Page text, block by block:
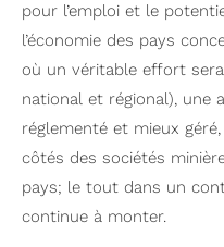
pour l’emploi et le
l’économie des pays
où un véritable effort
national et régional), une
réglementé et mieux
côtés des sociétés
pays; le tout dans un
continue à monter.